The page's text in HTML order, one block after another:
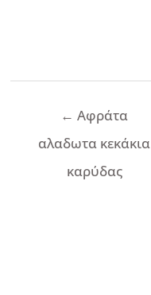
← Αφράτα
αλαδωτα κεκάκια
καρύδας